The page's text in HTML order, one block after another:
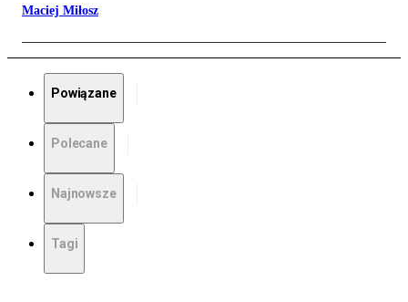
Maciej Miłosz
Powiązane
Polecane
Najnowsze
Tagi